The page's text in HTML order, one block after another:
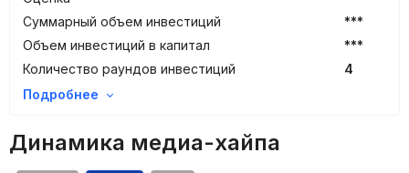
Суммарный объем инвестиций
***
Объем инвестиций в капитал
***
Количество раундов инвестиций
4
Подробнее
Динамика медиа-хайпа